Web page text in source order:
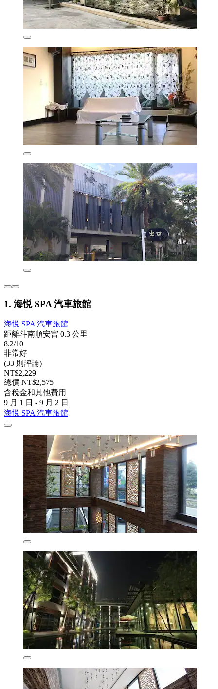
1. 海悦 SPA 汽車旅館
海悦 SPA 汽車旅館
距離斗南順安宮 0.3 公里
8.2/10
非常好
(33 則評論)
NT$2,229
總價 NT$2,575
含稅金和其他費用
9 月 1 日 - 9 月 2 日
海悦 SPA 汽車旅館